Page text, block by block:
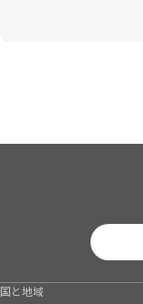
国と地域